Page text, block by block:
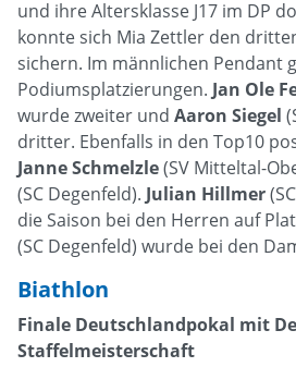
und ihre Altersklasse J17 im DP
konnte sich Mia Zettler den
sichern. Im männlichen Pendant
Podiumsplatzierungen. Jan Ole
wurde zweiter und Aaron Siegel
dritter. Ebenfalls in den Top10
Janne Schmelzle(SV Mitteltal-
(SC Degenfeld). Julian Hillmer
die Saison bei den Herren auf
(SC Degenfeld) wurde bei den
Biathlon
Finale Deutschlandpokal mit
Staffelmeisterschaft